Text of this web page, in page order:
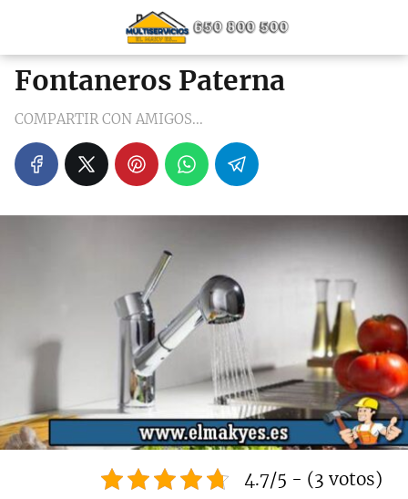
Fontaneros Paterna
COMPARTIR CON AMIGOS...
4.7/5 - (3 votos)